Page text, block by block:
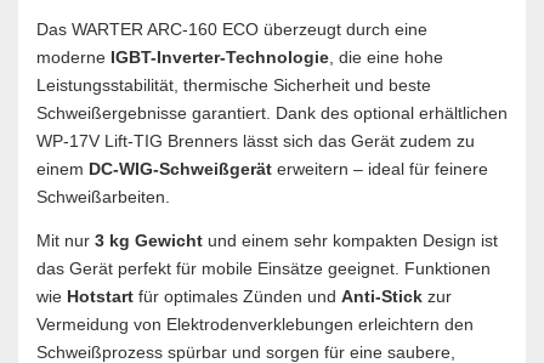
Das WARTER ARC-160 ECO überzeugt durch eine
moderne IGBT-Inverter-Technologie , die eine hohe
Leistungsstabilität, thermische Sicherheit und beste
Schweißergebnisse garantiert. Dank des optional erhältlichen
WP-17V Lift-TIG Brenners lässt sich das Gerät zudem zu
einem DC-WIG-Schweißgerät erweitern – ideal für feinere
Schweißarbeiten.
Mit nur 3 kg Gewicht und einem sehr kompakten Design ist
das Gerät perfekt für mobile Einsätze geeignet. Funktionen
wie Hotstart für optimales Zünden und Anti-Stick zur
Vermeidung von Elektrodenverklebungen erleichtern den
Schweißprozess spürbar und sorgen für eine saubere,